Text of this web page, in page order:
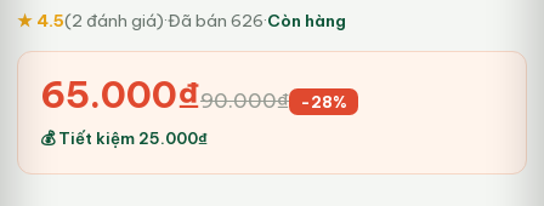
★ 4.5(2 đánh giá)·Đã bán 626·Còn hàng
90.000₫
Giá
gốc
là:
65.000₫
Giá
hiện
tại
-28%
💰 Tiết kiệm 25.000₫